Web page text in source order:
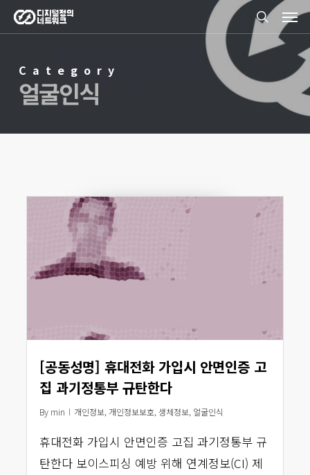
Skip
to
content
search
Category
얼굴인식
[공동성명] 휴대전화 가입시 안면인증 고
집 과기정통부 규탄한다
By min 개인정보, 개인정보보호,생체정보, 얼굴인식
휴대전화 가입시 안면인증 고집 과기정통부 규
탄한다 보이스피싱 예방 위해 연계정보(CI) 제